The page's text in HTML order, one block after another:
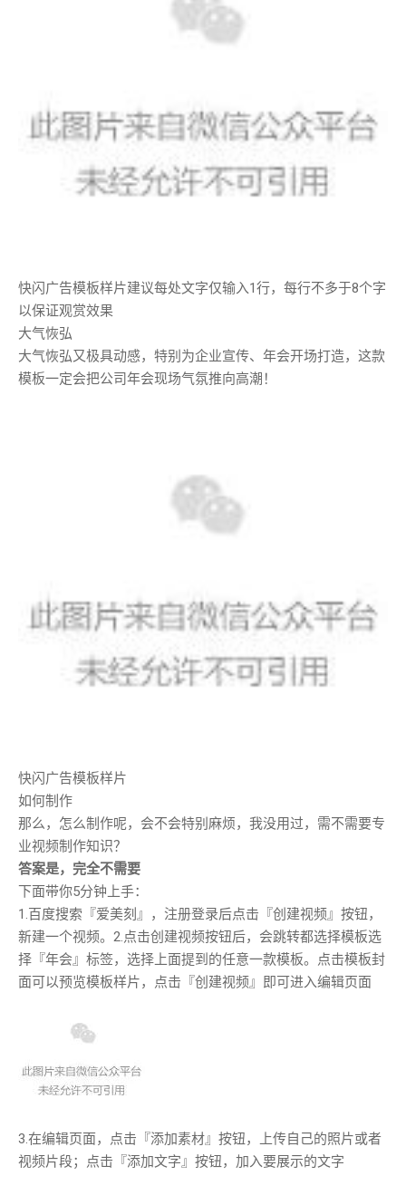
快闪广告模板样片建议每处文字仅输入1行，每行不多于8个字
以保证观赏效果
大气恢弘
大气恢弘又极具动感，特别为企业宣传、年会开场打造，这款
模板一定会把公司年会现场气氛推向高潮！
快闪广告模板样片
如何制作
那么，怎么制作呢，会不会特别麻烦，我没用过，需不需要专
业视频制作知识？
答案是，完全不需要
下面带你5分钟上手：
1.百度搜索『爱美刻』，注册登录后点击『创建视频』按钮，
新建一个视频。2.点击创建视频按钮后，会跳转都选择模板选
择『年会』标签，选择上面提到的任意一款模板。点击模板封
面可以预览模板样片，点击『创建视频』即可进入编辑页面
3.在编辑页面，点击『添加素材』按钮，上传自己的照片或者
视频片段；点击『添加文字』按钮，加入要展示的文字